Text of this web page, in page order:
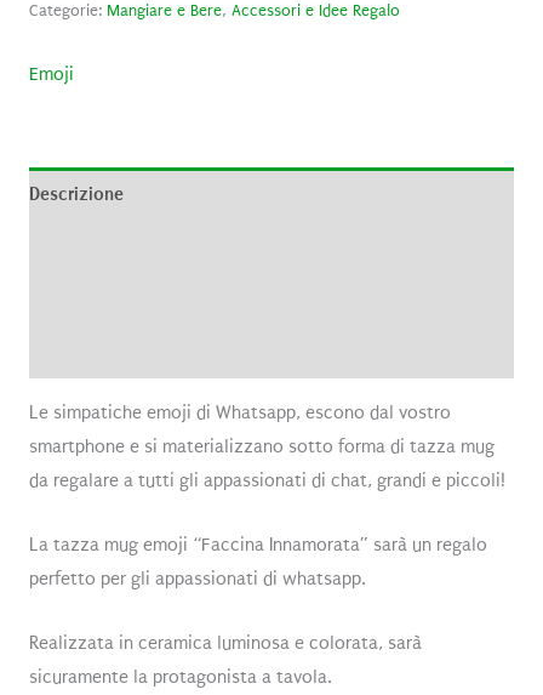
Categorie: Mangiare e Bere, Accessori e Idee Regalo
Emoji
Descrizione
Le simpatiche emoji di Whatsapp, escono dal vostro
smartphone e si materializzano sotto forma di tazza mug
da regalare a tutti gli appassionati di chat, grandi e piccoli!
La tazza mug emoji “Faccina Innamorata” sarà un regalo
perfetto per gli appassionati di whatsapp.
Realizzata in ceramica luminosa e colorata, sarà
sicuramente la protagonista a tavola.